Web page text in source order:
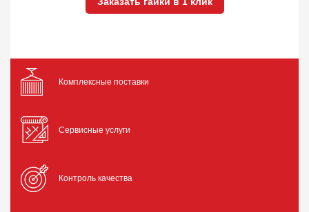
Комплексные поставки
Сервисные услуги
Контроль качества